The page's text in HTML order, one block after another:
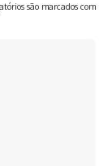
são marcados com